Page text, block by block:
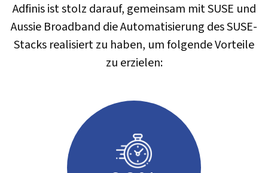
Adfinis ist stolz darauf, gemeinsam mit SUSE und
Aussie Broadband die Automatisierung des SUSE-
Stacks realisiert zu haben, um folgende Vorteile
zu erzielen: